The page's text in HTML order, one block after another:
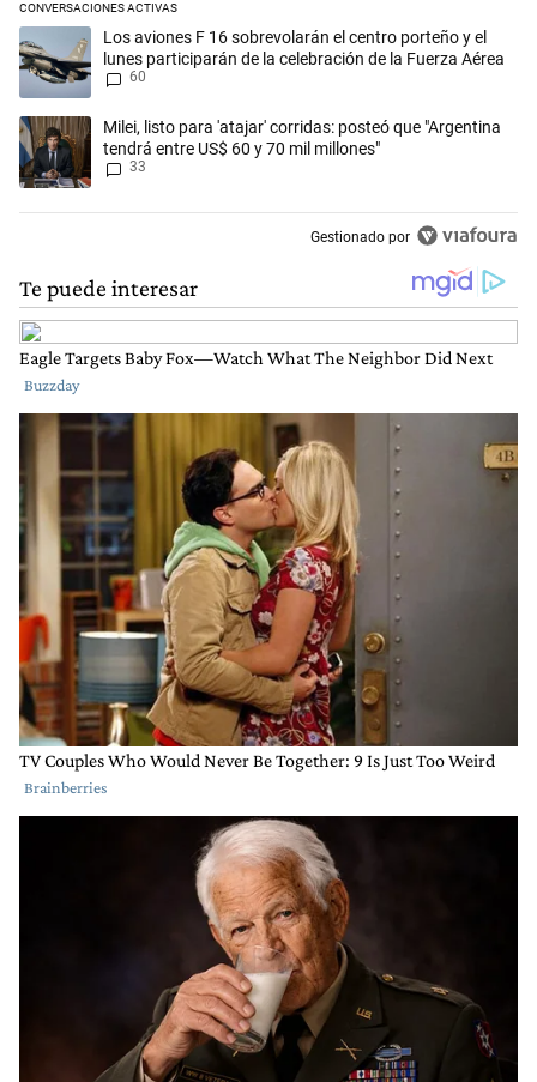
CONVERSACIONES ACTIVAS
Este listado muestra los artículos con más comentarios en los
Un artículo de tendencia con el título "Los aviones F 16 sobrevolarán
Los aviones F 16 sobrevolarán el centro porteño y el
lunes participarán de la celebración de la Fuerza Aérea
60
Un artículo de tendencia con el título "Milei, listo para 'atajar'
Milei, listo para 'atajar' corridas: posteó que "Argentina
tendrá entre US$ 60 y 70 mil millones"
33
Gestionado por